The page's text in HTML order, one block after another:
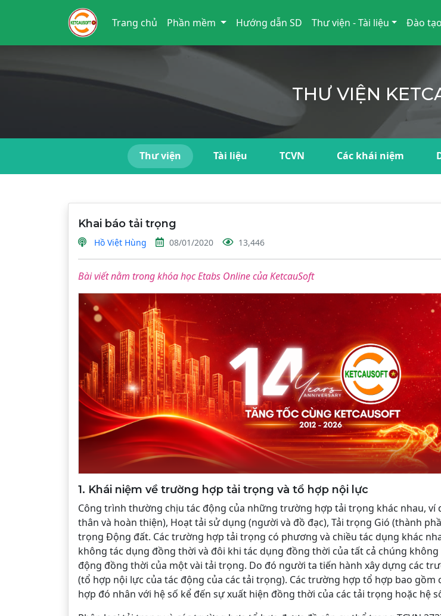
Trang chủ Phần mềm Hướng dẫn SD Thư viện - Tài liệu Đào tạo
THƯ VIỆN
Thư viện Tài liệu TCVN Các khái niệm
Khai báo tải trọng
Hồ Việt Hùng 08/01/2020 13,446
Bài viết nằm trong khóa học Etabs Online của KetcauSoft
1. Khái niệm về trường hợp tải trọng và tổ hợp nội lực
Công trình thường chịu tác động của những trường hợp tải trọng khác nhau, ví
thân và hoàn thiện), Hoạt tải sử dụng (người và đồ đạc), Tải trọng Gió (thành
trọng Động đất. Các trường hợp tải trọng có phương và chiều tác dụng khác
không tác dụng đồng thời và đôi khi tác dụng đồng thời của tất cả chúng
động đồng thời của một vài tải trọng. Do đó người ta tiến hành xây dựng các
(tổ hợp nội lực của tác động của các tải trọng). Các trường hợp tổ hợp bao
hợp đó nhân với hệ số kể đến sự xuất hiện đồng thời của các tải trọng hoặc hệ